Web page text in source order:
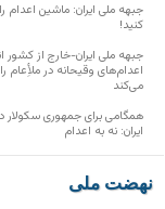
جبهه ملی ایران: ماشین اعدام
کنید!
جبهه ملی ایران-خارج از کشور
اعدام‌های وقیحانه در ملأِعام
می‌کند
همگامی برای جمهوری سکولار
ایران: نه به اعدام
نهضت ملی